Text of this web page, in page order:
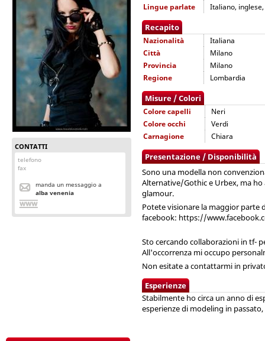
CONTATTI
telefono
fax
manda un messaggio a
alba venenia
Lingue parlate
Italiano,
Recapito
Nazionalità
Italiana
Città
Milano
Provincia
Milano
Regione
Lombardia
Misure / Colori
Colore capelli
Neri
Colore occhi
Verdi
Carnagione
Chiara
Presentazione / Disponibilità
Sono una modella non
Alternative/Gothic e Urbex, ma ho
glamour.
Potete visionare la maggior parte
facebook: https://
Sto cercando collaborazioni in tf-
All'occorrenza mi occupo
Non esitate a contattarmi in
Esperienze
Stabilmente ho circa un anno di
esperienze di modeling in